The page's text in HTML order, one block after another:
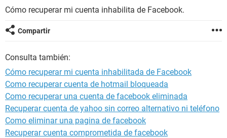
Cómo recuperar mi cuenta inhabilita de Facebook.
Compartir
Consulta también:
Cómo recuperar mi cuenta inhabilitada de Facebook
Como recuperar cuenta de hotmail bloqueada
Como recuperar una cuenta de facebook eliminada
Recuperar cuenta de yahoo sin correo alternativo ni teléfono
Como eliminar una pagina de facebook
Recuperar cuenta comprometida de facebook